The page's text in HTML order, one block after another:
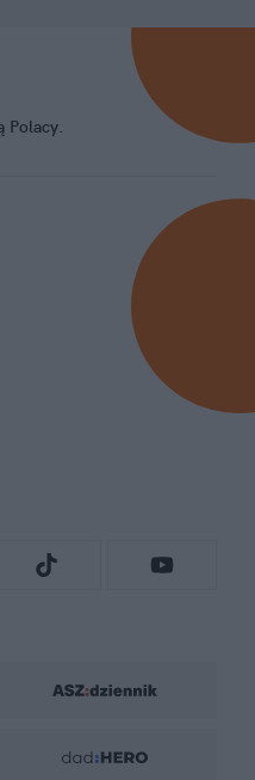
Polacy.